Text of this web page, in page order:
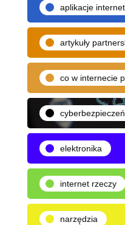
aplikacje
artykuły
co w internecie
elektronika
internet rzeczy
narzędzia